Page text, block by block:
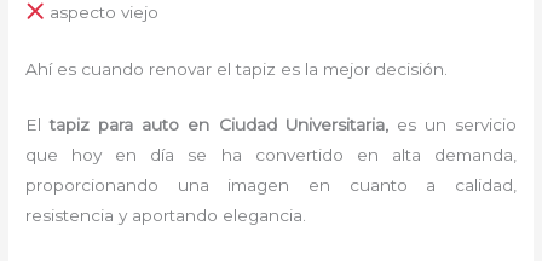
aspecto viejo
Ahí es cuando renovar el tapiz es la mejor decisión.
El tapiz para auto en Ciudad Universitaria, es un servicio
que hoy en día se ha convertido en alta demanda,
proporcionando una imagen en cuanto a calidad,
resistencia y aportando elegancia.